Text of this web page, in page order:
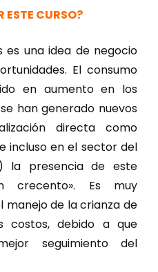
ESTE CURSO?
es una idea de negocio
El consumo
en aumento en los
han generado nuevos
directa como
incluso en el sector del
la presencia de este
crecento». Es muy
de la crianza de
costos, debido a que
seguimiento del